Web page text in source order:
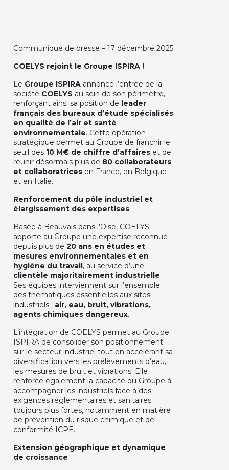
Communiqué de presse – 17 décembre 2025
COELYS rejoint le Groupe ISPIRA !
Le Groupe ISPIRA annonce l’entrée de la
société COELYS au sein de son périmètre,
renforçant ainsi sa position de leader
français des bureaux d’étude spécialisés
en qualité de l’air et santé
environnementale. Cette opération
stratégique permet au Groupe de franchir le
seuil des 10 M€ de chiffre d’affaires et de
réunir désormais plus de 80 collaborateurs
et collaboratrices en France, en Belgique
et en Italie.​
Renforcement du pôle industriel et
élargissement des expertises
Basée à Beauvais dans l’Oise, COELYS
apporte au Groupe une expertise reconnue
depuis plus de 20 ans en études et
mesures environnementales et en
hygiène du travail, au service d’une
clientèle majoritairement industrielle.
Ses équipes interviennent sur l’ensemble
des thématiques essentielles aux sites
industriels : air, eau, bruit, vibrations,
agents chimiques dangereux.​
L’intégration de COELYS permet au Groupe
ISPIRA de consolider son positionnement
sur le secteur industriel tout en accélérant sa
diversification vers les prélèvements d’eau,
les mesures de bruit et vibrations. Elle
renforce également la capacité du Groupe à
accompagner les industriels face à des
exigences réglementaires et sanitaires
toujours plus fortes, notamment en matière
de prévention du risque chimique et de
conformité ICPE.​
Extension géographique et dynamique
de croissance